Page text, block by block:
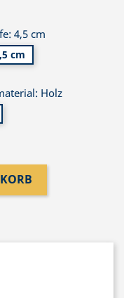
4,5 cm
cm
Holz